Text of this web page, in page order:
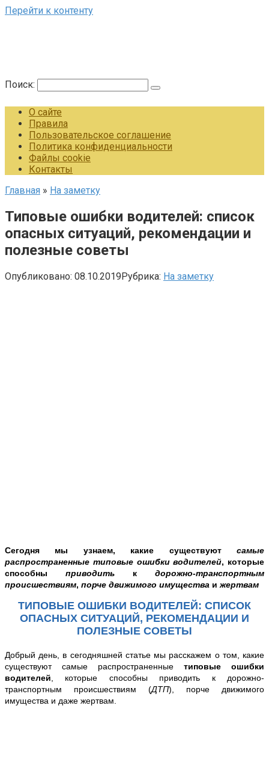
Перейти к контенту
Поиск:
О сайте
Правила
Пользовательское соглашение
Политика конфиденциальности
Файлы cookie
Контакты
Главная » На заметку
Типовые ошибки водителей: список
опасных ситуаций, рекомендации и
полезные советы
Опубликовано: 08.10.2019Рубрика: На заметку
Сегодня мы узнаем, какие существуют самые
распространенные типовые ошибки водителей, которые
способны приводить к дорожно-транспортным
происшествиям, порче движимого имущества и жертвам
ТИПОВЫЕ ОШИБКИ ВОДИТЕЛЕЙ: СПИСОК
ОПАСНЫХ СИТУАЦИЙ, РЕКОМЕНДАЦИИ И
ПОЛЕЗНЫЕ СОВЕТЫ
Добрый день, в сегодняшней статье мы расскажем о том, какие
существуют самые распространенные типовые ошибки
водителей , которые способны приводить к дорожно-
транспортным происшествиям (ДТП), порче движимого
имущества и даже жертвам.